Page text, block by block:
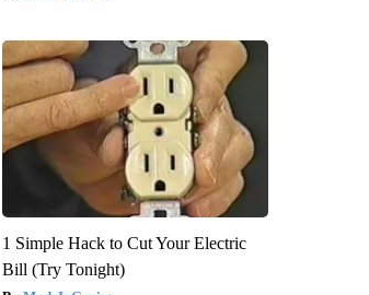
1 Simple Hack to Cut Your Electric
Bill (Try Tonight)